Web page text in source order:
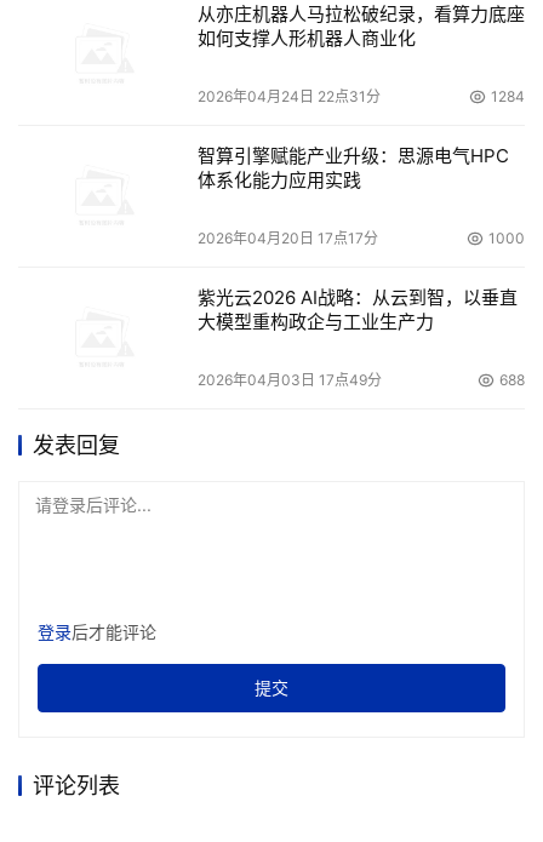
从亦庄机器人马拉松破纪录，看算力底座
如何支撑人形机器人商业化
2026年04月24日 22点31分 1284
智算引擎赋能产业升级：思源电气HPC
体系化能力应用实践
2026年04月20日 17点17分 1000
紫光云2026 AI战略：从云到智，以垂直
大模型重构政企与工业生产力
2026年04月03日 17点49分 688
发表回复
请登录后评论...
登录后才能评论
提交
评论列表